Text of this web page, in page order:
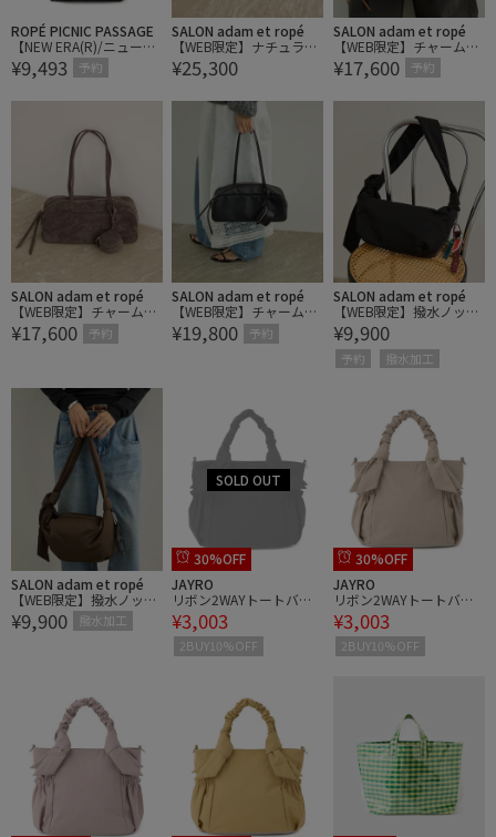
ROPÉ PICNIC PASSAGE
【NEW ERA(R)/ニューエ
ラ別注】LIGHT PACK 27L
¥9,493 予約
SALON adam et ropé
【WEB限定】ナチュラル
レザー2WAYサイドベル
トバッグ
¥25,300
SALON adam et ropé
【WEB限定】チャーム付
きスウェードライクミド
ルバッグ
¥17,600 予約
SALON adam et ropé
【WEB限定】チャーム付
きスウェードライクミド
ルバッグ
¥17,600 予約
SALON adam et ropé
【WEB限定】チャーム付
きスプリットレザーミド
ルバッグ
¥19,800 予約
SALON adam et ropé
【WEB限定】撥水ノット
ショルダー
¥9,900
予約 撥水加工
SALON adam et ropé
【WEB限定】撥水ノット
ショルダー
¥9,900 撥水加工
30%OFF
JAYRO
リボン2WAYトートバッ
グ
¥3,003
2BUY10%OFF
30%OFF
JAYRO
リボン2WAYトートバッ
グ
¥3,003
2BUY10%OFF